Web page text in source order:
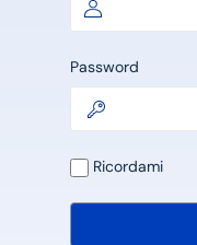
Password
Ricordami